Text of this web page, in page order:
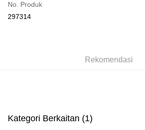
Perbankan atas talian
Deskripsi
Rumah penghantaran
No. Produk
297314
Rekomendasi
Kategori Berkaitan (1)